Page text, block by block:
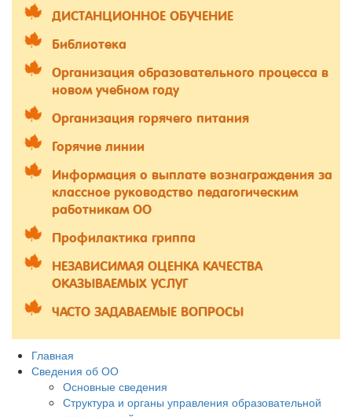
ДИСТАНЦИОННОЕ ОБУЧЕНИЕ
Библиотека
Организация образовательного процесса в
новом учебном году
Организация горячего питания
Горячие линии
Информация о выплате вознаграждения за
классное руководство педагогическим
работникам ОО
Профилактика гриппа
НЕЗАВИСИМАЯ ОЦЕНКА КАЧЕСТВА
ОКАЗЫВАЕМЫХ УСЛУГ
ЧАСТО ЗАДАВАЕМЫЕ ВОПРОСЫ
Главная
Сведения об ОО
Основные сведения
Структура и органы управления образовательной